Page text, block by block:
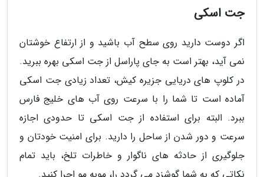
جت اسکی
اگر دوست دارید روی سطح آب باشید و از ارتفاع خوشتان
نمی آید، بهتر است به جای پاراسل از جت اسکی بهره ببرید.
در کلوپ های دریایی جزیره کیش، تعداد زیادی جت اسکی
آماده است تا شما را با سرعت روی آب های خلیج فارس
ببرد. البته برای استفاده از جت اسکی تا حدودی اجازه
سرعت و دور شدن از ساحل را دارید. برای امنیت خودتان و
جلوگیری از حادثه های ناگوار و خاطرات تلخ، باید تمام